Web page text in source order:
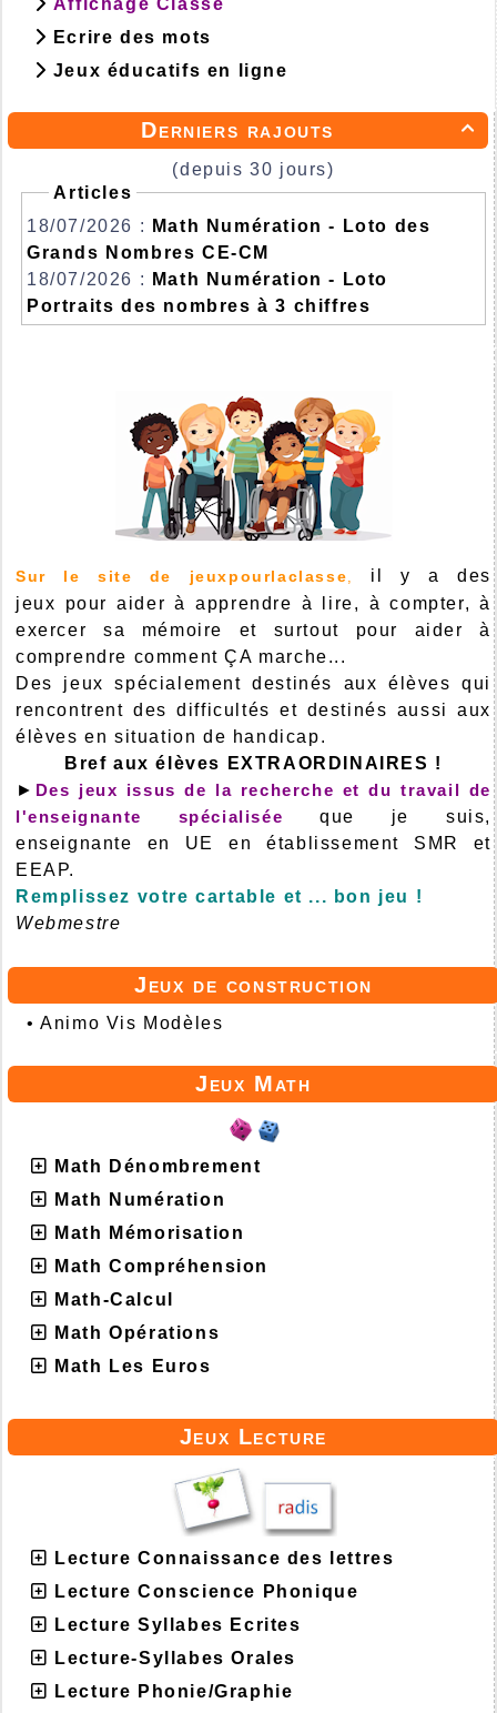

Derniers rajouts
(depuis 30 jours)
Articles
18/07/2026 :
Math Numération - Loto des
Grands Nombres CE-CM
18/07/2026 :
Math Numération - Loto
Portraits des nombres à 3 chiffres
Sur le site de jeuxpourlaclasse
il y a des
jeux pour aider à apprendre à lire, à compter, à
exercer sa mémoire et surtout pour aider à
comprendre comment ÇA marche...
Des jeux spécialement destinés aux élèves qui
rencontrent des difficultés et destinés aussi aux
élèves en situation de handicap.
Bref aux élèves EXTRAORDINAIRES !
► Des jeux issus de la recherche et du travail de
l'enseignante spécialisée que je suis,
enseignante en UE en établissement SMR et
EEAP.
Remplissez votre cartable et ... bon jeu !
Webmestre
Jeux de construction
•Animo Vis Modèles
Jeux Math
Math Dénombrement
Math Numération
Math Mémorisation
Math Compréhension
Math-Calcul
Math Opérations
Math Les Euros
Jeux Lecture
Lecture Connaissance des lettres
Lecture Conscience Phonique
Lecture Syllabes Ecrites
Lecture-Syllabes Orales
Lecture Phonie/Graphie
Affichage Classe
Ecrire des mots
Jeux éducatifs en ligne